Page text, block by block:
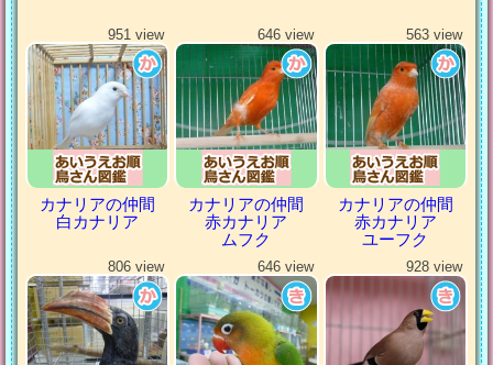
951 view
カナリアの仲間
白カナリア
646 view
カナリアの仲間
赤カナリア
ムフク
563 view
カナリアの仲間
赤カナリア
ユーフク
806 view 646 view 928 view